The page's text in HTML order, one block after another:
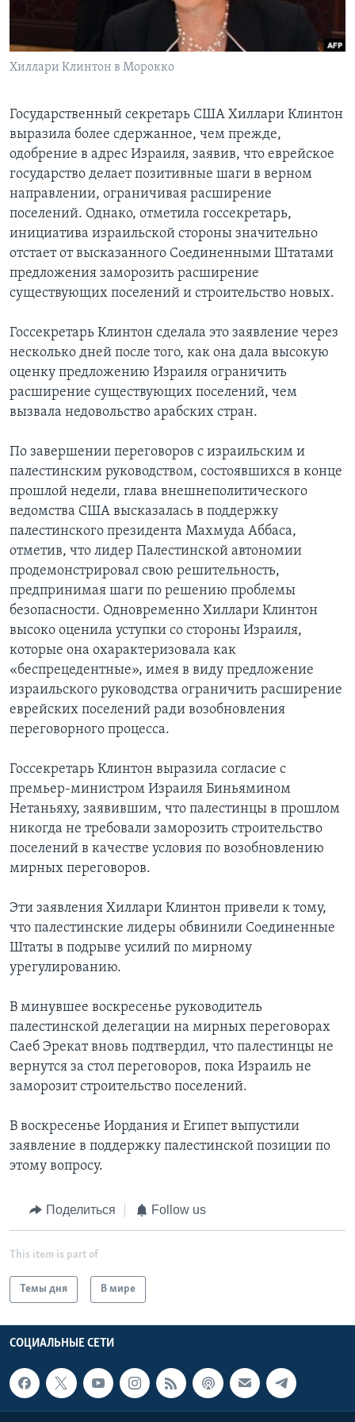
СОЦИАЛЬНЫЕ СЕТИ
Языки
Хиллари Клинтон в Морокко
Государственный секретарь США Хиллари Клинтон
выразила более сдержанное, чем прежде,
одобрение в адрес Израиля, заявив, что еврейское
государство делает позитивные шаги в верном
направлении, ограничивая расширение
поселений. Однако, отметила госсекретарь,
инициатива израильской стороны значительно
отстает от высказанного Соединенными Штатами
предложения заморозить расширение
существующих поселений и строительство новых.
Госсекретарь Клинтон сделала это заявление через
несколько дней после того, как она дала высокую
оценку предложению Израиля ограничить
расширение существующих поселений, чем
вызвала недовольство арабских стран.
По завершении переговоров с израильским и
палестинским руководством, состоявшихся в конце
прошлой недели, глава внешнеполитического
ведомства США высказалась в поддержку
палестинского президента Махмуда Аббаса,
отметив, что лидер Палестинской автономии
продемонстрировал свою решительность,
предпринимая шаги по решению проблемы
безопасности. Одновременно Хиллари Клинтон
высоко оценила уступки со стороны Израиля,
которые она охарактеризовала как
«беспрецедентные», имея в виду предложение
израильского руководства ограничить расширение
еврейских поселений ради возобновления
переговорного процесса.
Госсекретарь Клинтон выразила согласие с
премьер-министром Израиля Биньямином
Нетаньяху, заявившим, что палестинцы в прошлом
никогда не требовали заморозить строительство
поселений в качестве условия по возобновлению
мирных переговоров.
Эти заявления Хиллари Клинтон привели к тому,
что палестинские лидеры обвинили Соединенные
Штаты в подрыве усилий по мирному
урегулированию.
В минувшее воскресенье руководитель
палестинской делегации на мирных переговорах
Саеб Эрекат вновь подтвердил, что палестинцы не
вернутся за стол переговоров, пока Израиль не
заморозит строительство поселений.
В воскресенье Иордания и Египет выпустили
заявление в поддержку палестинской позиции по
этому вопросу.
Поделиться Follow us
This item is part of
Темы дня В мире
СОЦИАЛЬНЫЕ СЕТИ